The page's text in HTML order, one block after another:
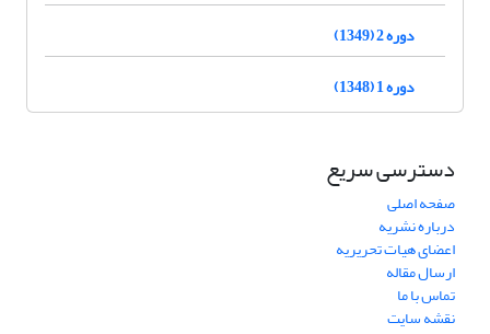
دوره 2 (1349)
دوره 1 (1348)
دسترسی سریع
صفحه اصلی
درباره نشریه
اعضای هیات تحریریه
ارسال مقاله
تماس با ما
نقشه سایت